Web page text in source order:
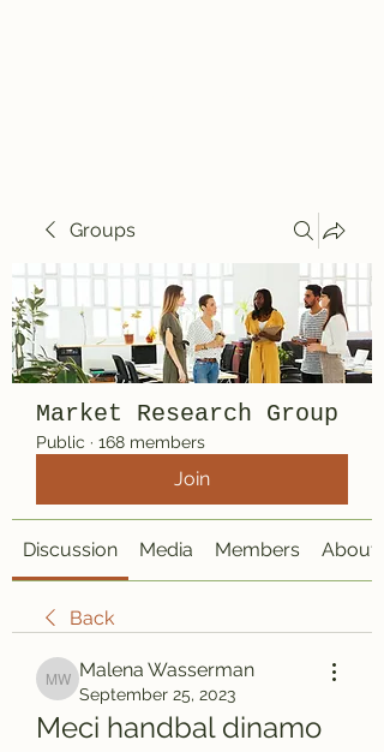
Groups
Market Research Group
Public · 168 members
Join
Discussion Media Members About
Back
Malena Wasserman
Malena Wasserman
September 25, 2023
Meci handbal dinamo